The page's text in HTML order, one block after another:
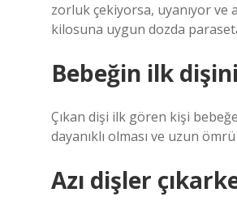
zorluk çekiyorsa, uyanıyor ve
kilosuna uygun dozda
Bebeğin ilk
Çıkan dişi ilk gören kişi
dayanıklı olması ve uzun
Azı dişler